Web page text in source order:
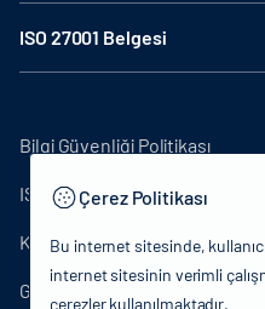
ISO 27001 Belgesi
Bilgi Güvenliği Politikası
ISO27001
KVKK Aydınlatma Metni
Gizlilik Politikası
Çerez Politikası
Bu internet sitesinde,
internet sitesinin verimli
çerezler kullanılmaktadır.